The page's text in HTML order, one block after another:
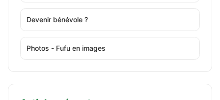
Devenir bénévole ?
Photos - Fufu en images